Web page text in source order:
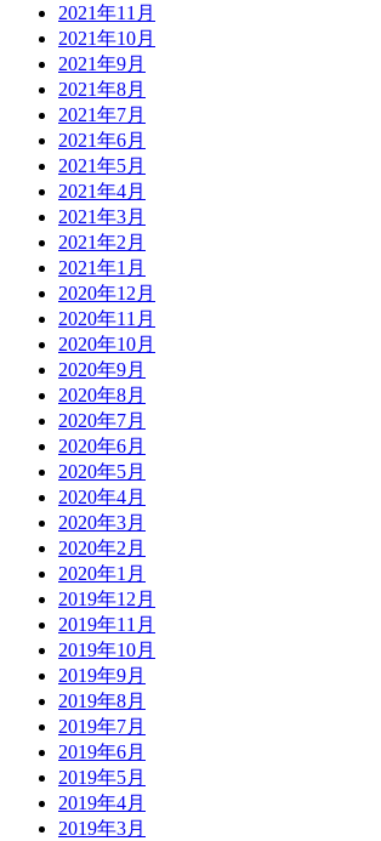
2021年11月
2021年10月
2021年9月
2021年8月
2021年7月
2021年6月
2021年5月
2021年4月
2021年3月
2021年2月
2021年1月
2020年12月
2020年11月
2020年10月
2020年9月
2020年8月
2020年7月
2020年6月
2020年5月
2020年4月
2020年3月
2020年2月
2020年1月
2019年12月
2019年11月
2019年10月
2019年9月
2019年8月
2019年7月
2019年6月
2019年5月
2019年4月
2019年3月